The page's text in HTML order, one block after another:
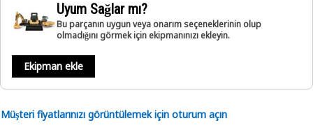
Uyum Sağlar mı?
Bu parçanın uygun veya onarım seçeneklerinin olup
olmadığını görmek için ekipmanınızı ekleyin.
Ekipman ekle
Müşteri fiyatlarınızı görüntülemek için oturum açın